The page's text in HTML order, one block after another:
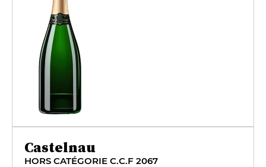
Castelnau
HORS CATÉGORIE C.C.F 2067